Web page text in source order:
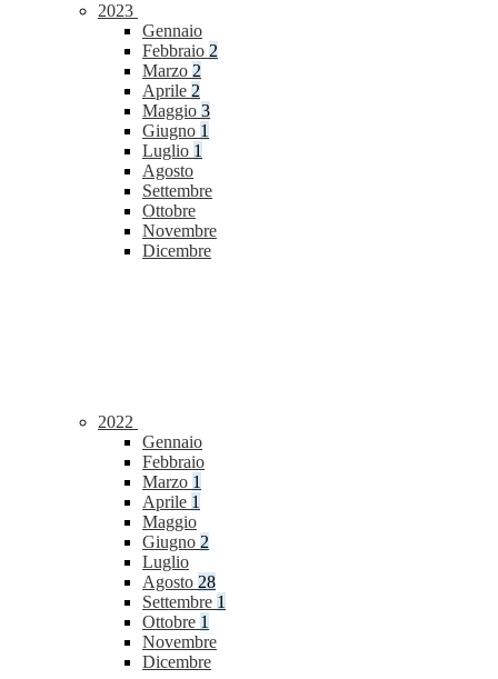
2023
Gennaio
Febbraio 2
Marzo 2
Aprile 2
Maggio 3
Giugno 1
Luglio 1
Agosto
Settembre
Ottobre
Novembre
Dicembre
2022
Gennaio
Febbraio
Marzo 1
Aprile 1
Maggio
Giugno 2
Luglio
Agosto 28
Settembre 1
Ottobre 1
Novembre
Dicembre